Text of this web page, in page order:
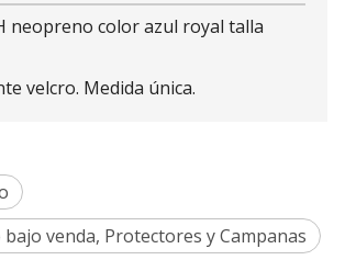
neopreno color azul royal talla
velcro. Medida única.
bajo venda, Protectores y Campanas